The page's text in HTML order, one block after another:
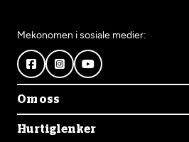
Mekonomen i sosiale medier:
Om oss
Om Mekonomen
Mekonomens historie
Hurtiglenker